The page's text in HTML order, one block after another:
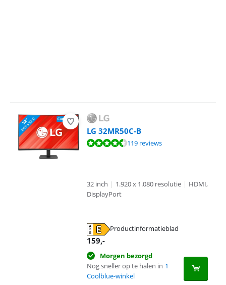
LG 32MR50C-B
Beoordeling is 9,1 van de 10, gebaseerd op 119 reviews.
119 reviews
32 inch | 1.920 x 1.080 resolutie | HDMI,
DisplayPort
Productinformatieblad
159,-
Morgen bezorgd
Nog sneller op te halen in 1
Coolblue-winkel